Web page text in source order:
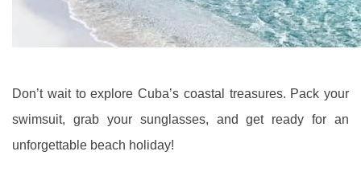
Don’t wait to explore Cuba’s coastal treasures. Pack your
swimsuit, grab your sunglasses, and get ready for an
unforgettable beach holiday!